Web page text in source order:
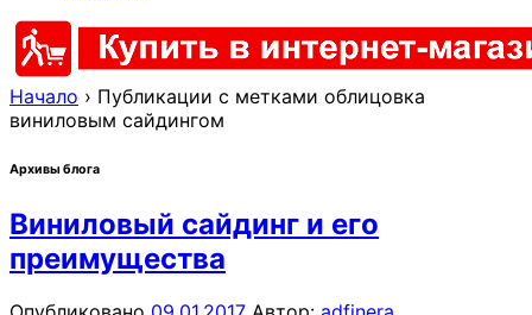
Начало › Публикации с метками облицовка
виниловым сайдингом
Архивы блога
Виниловый сайдинг и его
преимущества